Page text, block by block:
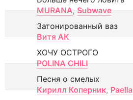
MURANA, Subwave
Затонированный ваз
Витя АК
ХОЧУ ОСТРОГО
POLINA CHILI
Песня о смелых
Кирилл Коперник, Paella